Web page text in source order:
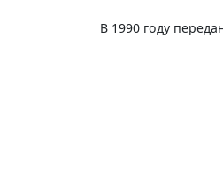
В 1990 году